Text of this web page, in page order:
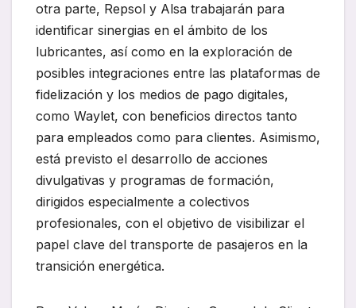
otra parte, Repsol y Alsa trabajarán para
identificar sinergias en el ámbito de los
lubricantes, así como en la exploración de
posibles integraciones entre las plataformas de
fidelización y los medios de pago digitales,
como Waylet, con beneficios directos tanto
para empleados como para clientes. Asimismo,
está previsto el desarrollo de acciones
divulgativas y programas de formación,
dirigidos especialmente a colectivos
profesionales, con el objetivo de visibilizar el
papel clave del transporte de pasajeros en la
transición energética.